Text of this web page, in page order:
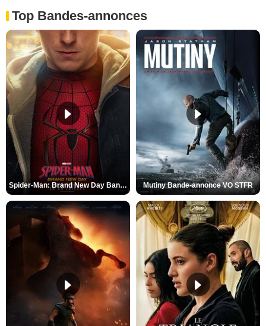
Top Bandes-annonces
Spider-Man: Brand New Day Bande-annonce VO STFR Mutiny Bande-annonce VO STFR